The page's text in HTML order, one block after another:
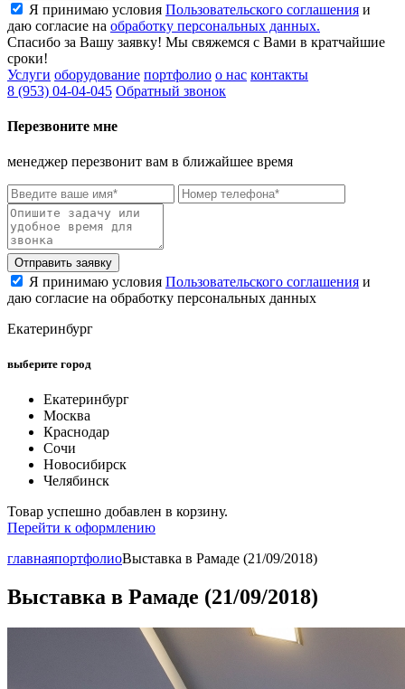
Я принимаю условия Пользовательского соглашения и
даю согласие на обработку персональных данных.
Спасибо за Вашу заявку! Мы свяжемся с Вами в кратчайшие
сроки!
Услуги оборудование портфолио о нас контакты
8 (953) 04-04-045 Обратный звонок
Перезвоните мне
менеджер перезвонит вам в ближайшее время
Отправить заявку
Я принимаю условия Пользовательского соглашения и
даю согласие на обработку персональных данных
Екатеринбург
выберите город
Екатеринбург
Москва
Краснодар
Сочи
Новосибирск
Челябинск
Товар успешно добавлен в корзину.
Перейти к оформлению
главнаяпортфолиоВыставка в Рамаде (21/09/2018)
Выставка в Рамаде (21/09/2018)